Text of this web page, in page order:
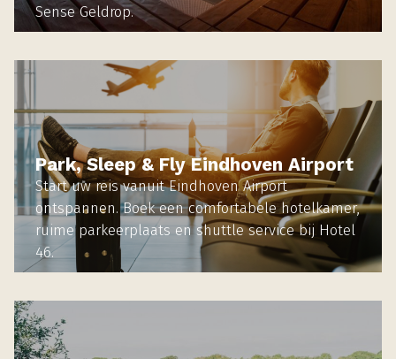
Sense Geldrop.
Park, Sleep & Fly Eindhoven Airport
Start uw reis vanuit Eindhoven Airport
ontspannen. Boek een comfortabele hotelkamer,
ruime parkeerplaats en shuttle service bij Hotel
46.